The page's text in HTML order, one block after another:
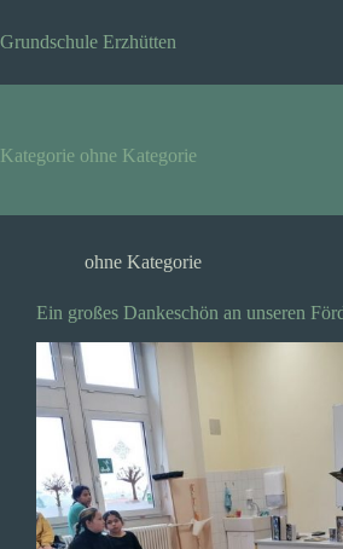
Inhalt
springen
Grundschule Erzhütten
Kategorie ohne Kategorie
ohne Kategorie
Ein großes Dankeschön an unseren